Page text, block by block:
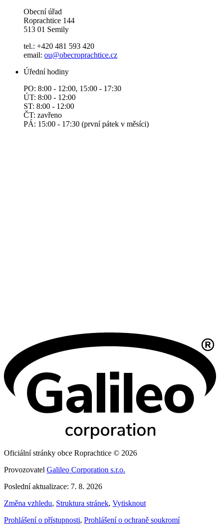
Obecní úřad
Roprachtice 144
513 01 Semily
tel.: +420 481 593 420
email: ou@obecroprachtice.cz
Úřední hodiny
PO: 8:00 - 12:00, 15:00 - 17:30
ÚT: 8:00 - 12:00
ST: 8:00 - 12:00
ČT: zavřeno
PÁ: 15:00 - 17:30 (první pátek v měsíci)
Oficiální stránky obce Roprachtice © 2026
Provozovatel Galileo Corporation s.r.o.
Poslední aktualizace: 7. 8. 2026
Změna vzhledu, Struktura stránek, Vytisknout
Prohlášení o přístupnosti, Prohlášení o ochraně soukromí